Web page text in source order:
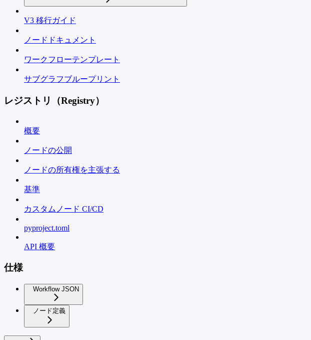
V3 移行ガイド
ノードドキュメント
ワークフローテンプレート
サブグラフブループリント
レジストリ（Registry）
概要
ノードの公開
ノードの所有権を主張する
基準
カスタムノード CI/CD
pyproject.toml
API 概要
仕様
Workflow JSON
ノード定義